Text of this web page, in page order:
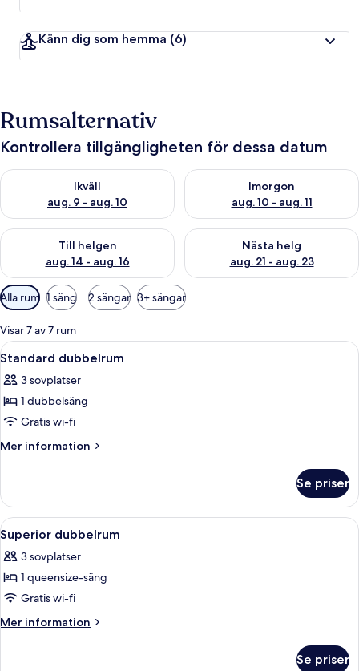
Känn dig som hemma (6)
Rumsalternativ
Kontrollera tillgängligheten för dessa datum
Ikväll
aug. 9 - aug. 10
Kontrollera tillgängligheten för ikväll aug. 9 - aug. 10
Imorgon
aug. 10 - aug. 11
Kontrollera tillgängligheten
Till helgen
aug. 14 - aug. 16
Kontrollera tillgängligheten för den här helgen aug. 14 - aug.
Nästa helg
aug. 21 - aug. 23
Kontrollera tillgängligheten
Tillgängliga
filter
för
rum
Alla rum 1 säng 2 sängar 3+ sängar
Visar 7 av 7 rum
Öppna
alla
foton
för
Standard
dubbelrum
Ett hotellrum med en stor säng, ett
5
Standard dubbelrum
3 sovplatser
1 dubbelsäng
Gratis wi-fi
Mer information
Mer
dubbelrum
Se priser
Öppna
alla
foton
för
Superior
dubbelrum
Ett hotellrum med en sänggavel i
9
Superior dubbelrum
3 sovplatser
1 queensize-säng
Gratis wi-fi
Mer information
Mer
Se priser